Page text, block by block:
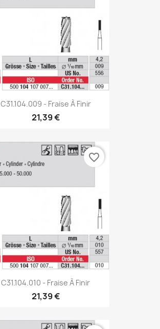
C31.104.009 - Fraise À Finir
21,39 €
C31.104.010 - Fraise À Finir
21,39 €
favorite_border